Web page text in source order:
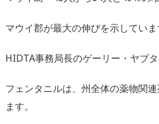
マウイ郡が最大の伸びを示していま
HIDTA事務局長のゲーリー・ヤブタ
フェンタニルは、州全体の薬物関
ます。